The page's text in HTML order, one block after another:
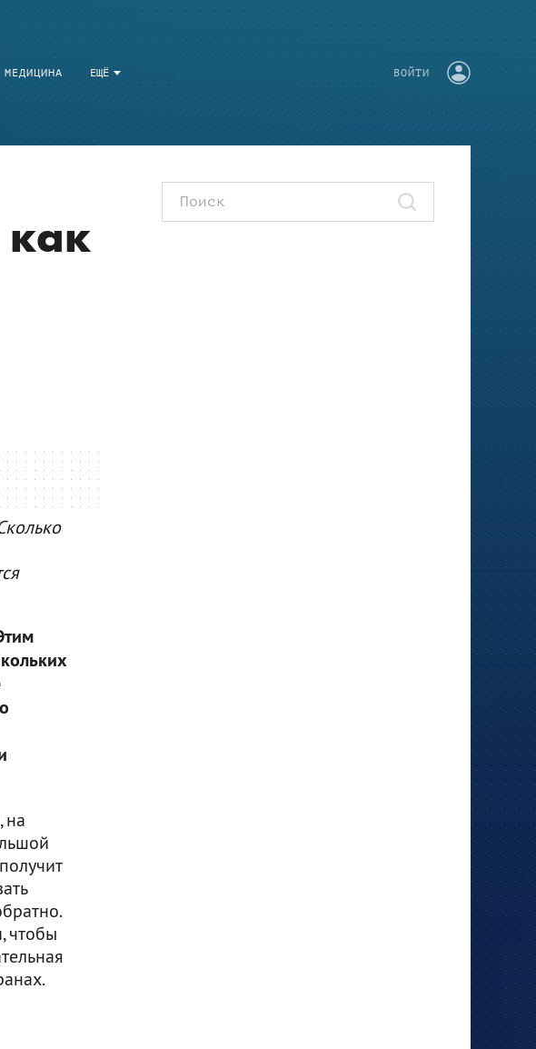
ЕЩЁ
МЕДИЦИНА ВОЙТИ
на
чтобы